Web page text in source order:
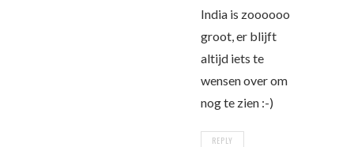
India is zoooooo
groot, er blijft
altijd iets te
wensen over om
nog te zien :-)
REPLY